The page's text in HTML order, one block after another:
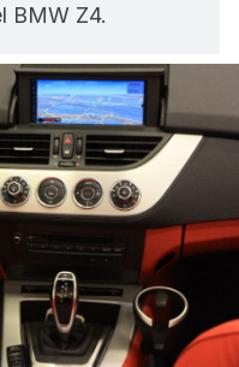
BMW Z4.